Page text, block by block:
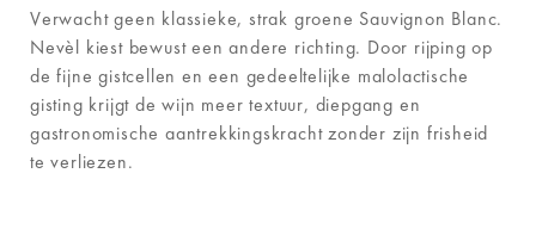
Verwacht geen klassieke, strak groene Sauvignon Blanc.
Nevèl kiest bewust een andere richting. Door rijping op
de fijne gistcellen en een gedeeltelijke malolactische
gisting krijgt de wijn meer textuur, diepgang en
gastronomische aantrekkingskracht zonder zijn frisheid
te verliezen.